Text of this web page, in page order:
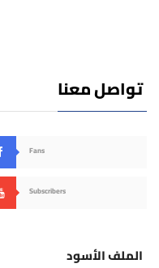
تواصل معنا
Fans
Subscribers
الملف الأسود